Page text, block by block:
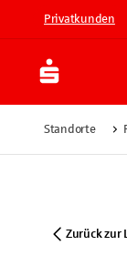
Privatkunden
Standorte
Zurück zur